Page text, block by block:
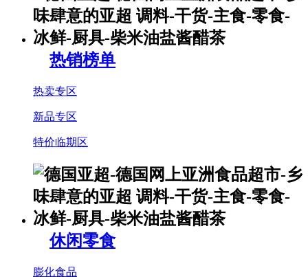
热销榜单
热卖专区
新品专区
特价临期区
休闲零食
膨化食品